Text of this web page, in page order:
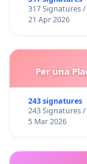
317 Signatures
21 Apr 2026
Per una
243 signatures
243 Signatures
5 Mar 2026